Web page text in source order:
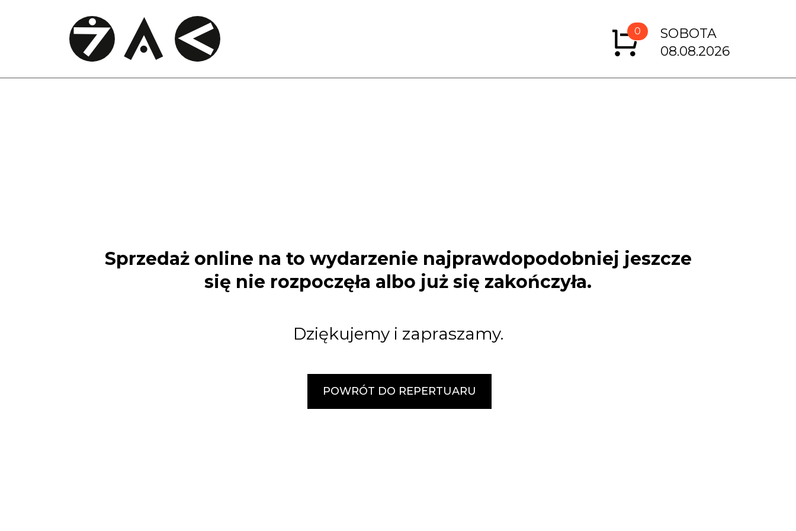
0
SOBOTA
08.08.2026
Sprzedaż online na to wydarzenie najprawdopodobniej jeszcze
się nie rozpoczęła albo już się zakończyła.
Dziękujemy i zapraszamy.
POWRÓT DO REPERTUARU